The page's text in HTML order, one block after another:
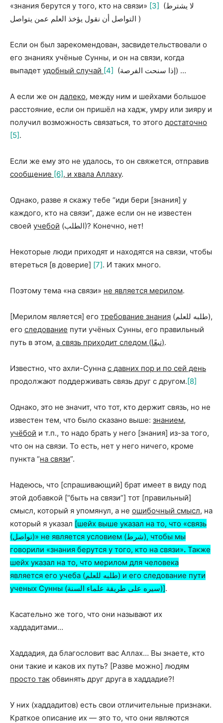
«знания берутся у того, кто на связи» [3] (لا يشترط
التواصل أن نقول يؤخذ العلم عمن يتواصل )
Если он был зарекомендован, засвидетельствовали о
его знаниях учёные Сунны, и он на связи, когда
выпадет удобный случай [4] (إذا سنحت الفرصة) …
А если же он далеко, между ним и шейхами большое
расстояние, если он пришёл на хадж, умру или зияру и
получил возможность связаться, то этого достаточно
[5].
Если же ему это не удалось, то он свяжется, отправив
сообщение [6], и хвала Аллаху.
Однако, разве я скажу тебе “иди бери [знания] у
каждого, кто на связи”, даже если он не известен
своей учебой (الطلب)? Конечно, нет!
Некоторые люди приходят и находятся на связи, чтобы
втереться [в доверие] [7]. И таких много.
Поэтому тема «на связи» не является мерилом.
[Мерилом является] его требование знания (طلبه للعلم),
его следование пути учёных Сунны, его правильный
путь в этом,
а связь приходит следом (تبعًا).
Известно, что ахли-Сунна с давних пор и по сей день
продолжают поддерживать связь друг с другом.[8]
Однако, это не значит, что тот, кто держит связь, но не
известен тем, что было сказано выше: знанием,
учёбой и т.п., то надо брать у него [знания] из-за того,
что он на связи. То есть, нет у него ничего, кроме
пункта “на связи”.
Надеюсь, что [спрашивающий] брат имеет в виду под
этой добавкой [“быть на связи”] тот [правильный]
смысл, который я упомянул, а не ошибочный смысл, на
который я указал [шейх выше указал на то, что «связь
(تواصل)» не является условием (شرط), чтобы мы
говорили «знания берутся у того, кто на связи». Также
шейх указал на то, что мерилом для человека
является его учеба (طلبه للعلم) и его следование пути
ученых Сунны (سيره على طريقة علماء السنة)].
Касательно же того, что они называют их
хаддадитами…
Хаддадия, да благословит вас Аллах… Вы знаете, кто
они такие и каков их путь? [Разве можно] людям
просто так обвинять друг друга в хаддадие?!
У них (хаддадитов) есть свои отличительные признаки.
Краткое описание их — это то, что они являются